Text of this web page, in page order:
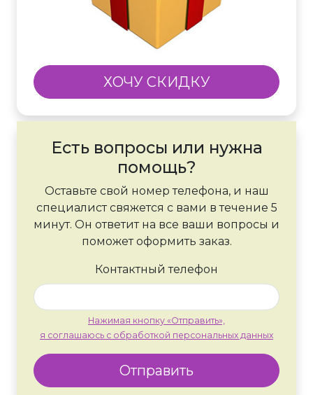
ХОЧУ СКИДКУ
Есть вопросы или нужна
помощь?
Оставьте свой номер телефона, и наш
специалист свяжется с вами в течение 5
минут. Он ответит на все ваши вопросы и
поможет оформить заказ.
Контактный телефон
Нажимая кнопку «Отправить»,
я соглашаюсь с обработкой персональных данных
Отправить